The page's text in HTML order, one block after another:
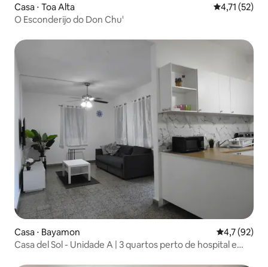
Casa ⋅ Toa Alta 4,71 de uma
4,71 (52)
O Esconderijo do Don Chu'
Casa ⋅ Bayamon 4,7 de uma
4,7 (92)
Casa del Sol - Unidade A | 3 quartos perto de hospital e